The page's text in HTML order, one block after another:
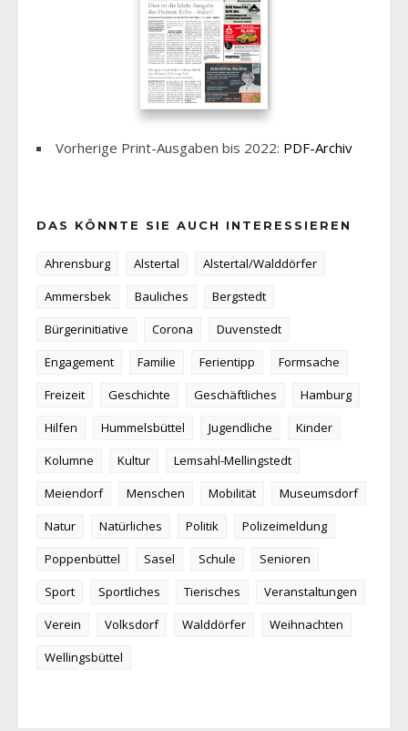
Vorherige Print-Ausgaben bis 2022: PDF-Archiv
DAS KÖNNTE SIE AUCH INTERESSIEREN
Ahrensburg Alstertal
Alstertal/Walddörfer
Ammersbek
Bauliches
Bergstedt
Bürgerinitiative
Corona
Duvenstedt
Engagement
Familie Ferientipp
Formsache
Freizeit
Geschichte Geschäftliches
Hamburg
Hilfen
Hummelsbüttel Jugendliche
Kinder
Kolumne
Kultur
Lemsahl-Mellingstedt
Meiendorf
Menschen Mobilität
Museumsdorf
Natur
Natürliches Politik
Polizeimeldung
Poppenbüttel
Sasel Schule
Senioren
Sport
Sportliches Tierisches
Veranstaltungen
Verein
Volksdorf Walddörfer
Weihnachten
Wellingsbüttel